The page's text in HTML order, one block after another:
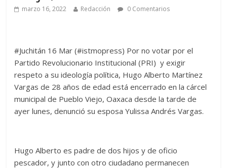
marzo 16, 2022 Redacción 0 Comentarios
#Juchitán 16 Mar (#istmopress) Por no votar por el
Partido Revolucionario Institucional (PRI) y exigir
respeto a su ideología política, Hugo Alberto Martínez
Vargas de 28 años de edad está encerrado en la cárcel
municipal de Pueblo Viejo, Oaxaca desde la tarde de
ayer lunes, denunció su esposa Yulissa Andrés Vargas.
Hugo Alberto es padre de dos hijos y de oficio
pescador, y junto con otro ciudadano permanecen